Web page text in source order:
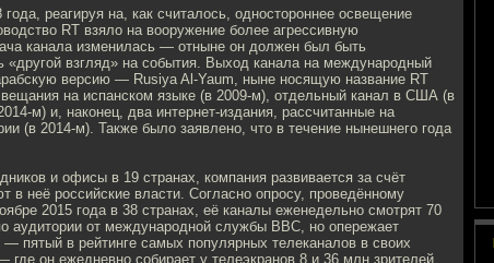
реагируя на, как считалось, одностороннее освещение
RT взяло на вооружение более агрессивную
канала изменилась — отныне он должен был быть
взгляд» на события. Выход канала на международный
версию — Rusiya Al-Yaum, ныне носящую название RT
на испанском языке (в 2009-м), отдельный канал в США (в
м) и, наконец, два интернет-издания, рассчитанные на
(в 2014-м). Также было заявлено, что в течение нынешнего года
и офисы в 19 странах, компания развивается за счёт
в неё российские власти. Согласно опросу, проведённому
2015 года в 38 странах, её каналы еженедельно смотрят 70
аудитории от международной службы BBC, но опережает
пятый в рейтинге самых популярных телеканалов в своих
он ежедневно собирает у телеэкранов 8 и 36 млн зрителей